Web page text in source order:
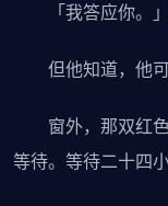
「我答应你。」
但他知道，他可
窗外，那双红色
等待。等待二十四